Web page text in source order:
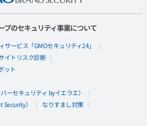
のセキュリティ事業について
ービス「GMOセキュリティ24」
イトリスク診断
ト
セキュリティ byイエラエ）
） なりすまし対策